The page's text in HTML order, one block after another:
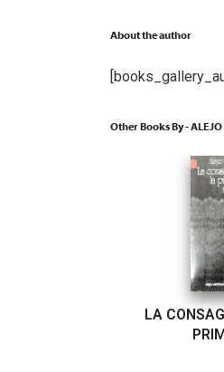
About the author
Other Books By - ALEJO
LA